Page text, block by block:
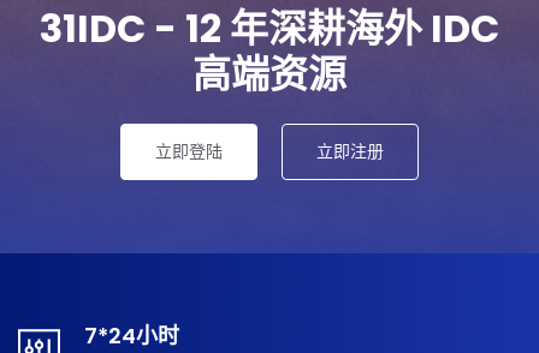
31IDC - 12 年深耕海外 IDC
高端资源
立即登陆 立即注册
7*24小时